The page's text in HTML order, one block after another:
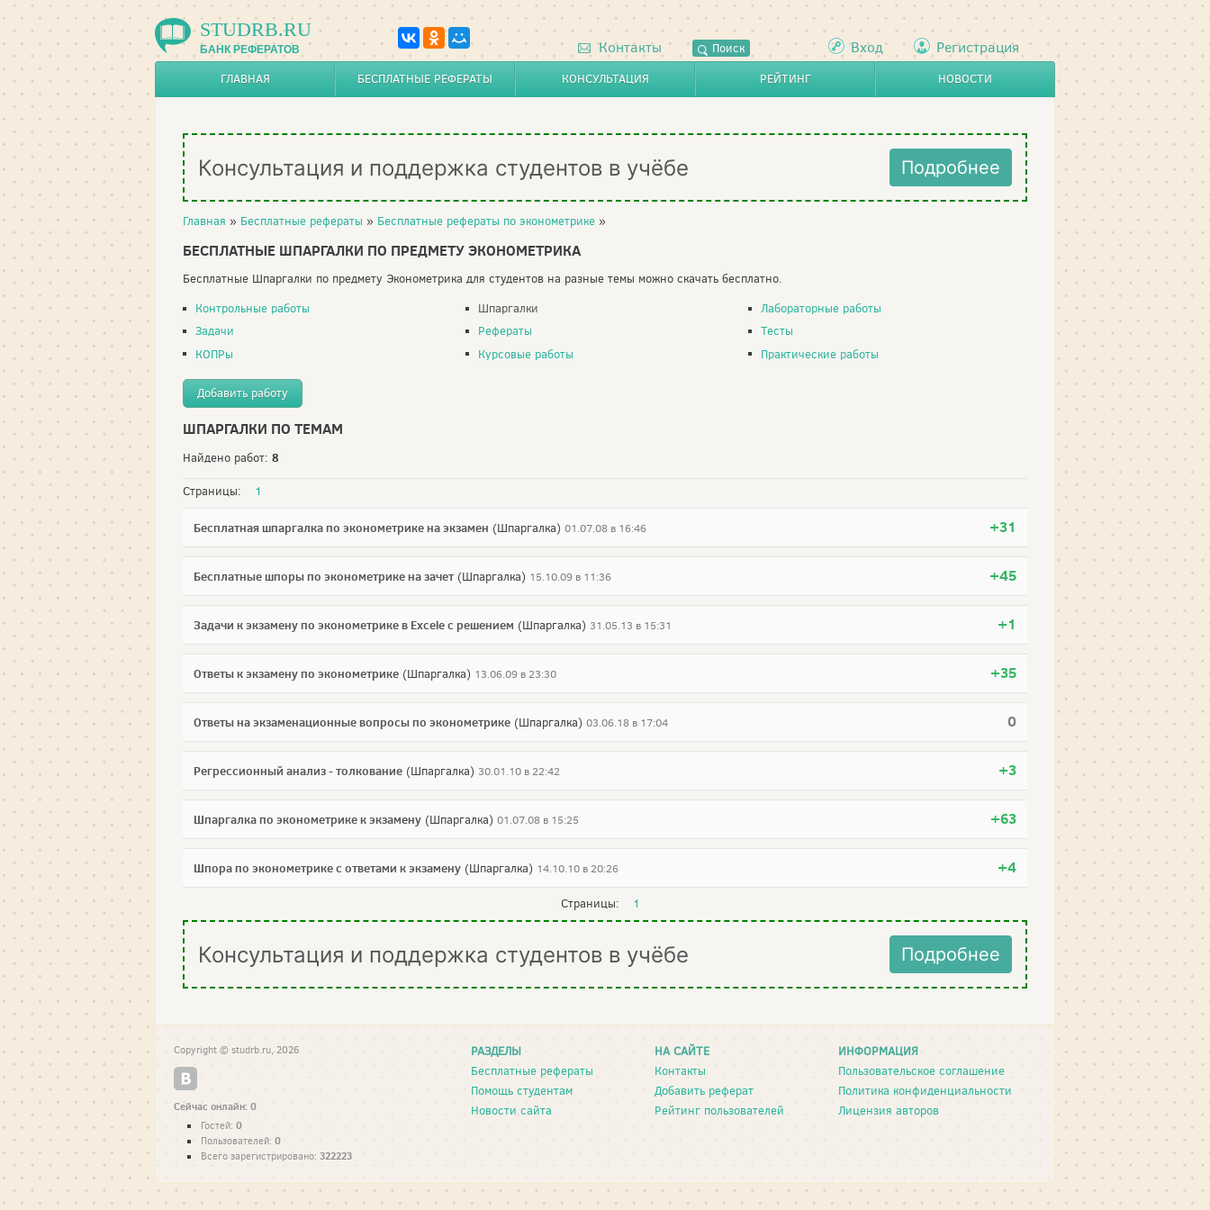
STUDRB.RU
БАНК РЕФЕРАТОВ Контакты Поиск Вход Регистрация
ГЛАВНАЯ БЕСПЛАТНЫЕ РЕФЕРАТЫ КОНСУЛЬТАЦИЯ РЕЙТИНГ НОВОСТИ
Консультация и поддержка студентов в учёбе Подробнее
Главная » Бесплатные рефераты » Бесплатные рефераты по эконометрике »
БЕСПЛАТНЫЕ ШПАРГАЛКИ ПО ПРЕДМЕТУ ЭКОНОМЕТРИКА
Бесплатные Шпаргалки по предмету Эконометрика для студентов на разные темы можно скачать бесплатно.
Контрольные работы
Шпаргалки
Лабораторные работы
Задачи
Рефераты
Тесты
КОПРы
Курсовые работы Практические работы
Добавить работу
ШПАРГАЛКИ ПО ТЕМАМ
Найдено работ: 8
Страницы: 1
+31
Бесплатная шпаргалка по эконометрике на экзамен (Шпаргалка) 01.07.08 в 16:46
+45
Бесплатные шпоры по эконометрике на зачет (Шпаргалка) 15.10.09 в 11:36
+1
Задачи к экзамену по эконометрике в Excele с решением (Шпаргалка) 31.05.13 в 15:31
+35
Ответы к экзамену по эконометрике (Шпаргалка) 13.06.09 в 23:30
0
Ответы на экзаменационные вопросы по эконометрике (Шпаргалка) 03.06.18 в 17:04
+3
Регрессионный анализ - толкование (Шпаргалка) 30.01.10 в 22:42
+63
Шпаргалка по эконометрике к экзамену (Шпаргалка) 01.07.08 в 15:25
+4
Шпора по эконометрике с ответами к экзамену (Шпаргалка) 14.10.10 в 20:26
Страницы: 1
Консультация и поддержка студентов в учёбе Подробнее
РАЗДЕЛЫ
Бесплатные рефераты
Помощь студентам
Новости сайта
НА САЙТЕ
Контакты
Добавить реферат
Рейтинг пользователей
ИНФОРМАЦИЯ
Пользовательское соглашение
Политика конфиденциальности
Лицензия авторов
Copyright © studrb.ru, 2026
Сейчас онлайн: 0
Гостей: 0
Пользователей: 0
Всего зарегистрировано: 322223